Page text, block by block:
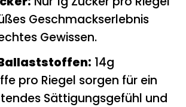
Geschmackserlebnis
Gewissen.
14g
pro Riegel sorgen für ein
Sättigungsgefühl und